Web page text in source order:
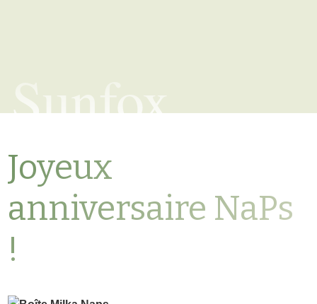
Sunfox
Joyeux
anniversaire NaPs
!